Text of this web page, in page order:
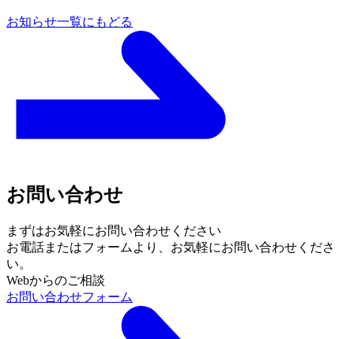
お知らせ一覧にもどる
お問い合わせ
まずはお気軽にお問い合わせください
お電話またはフォームより、 お気軽にお問い合わせくださ
い。
Webからのご相談
お問い合わせフォーム